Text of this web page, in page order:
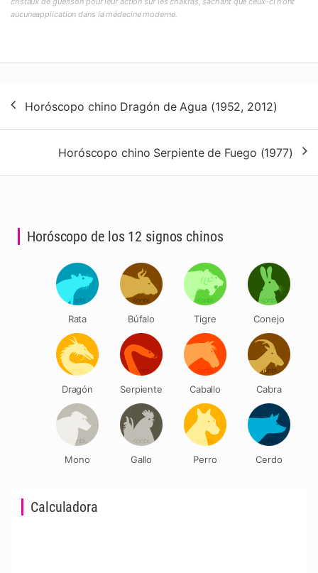
aucuneapplication dans la médecine moderne.
de
entradas
Horóscopo chino Dragón de Agua (1952, 2012)
Horóscopo chino Serpiente de Fuego (1977)
Calculadora
Horóscopo de los 12 signos chinos
Rata Búfalo Tigre Conejo
Dragón Serpiente Caballo Cabra
Mono Gallo Perro Cerdo